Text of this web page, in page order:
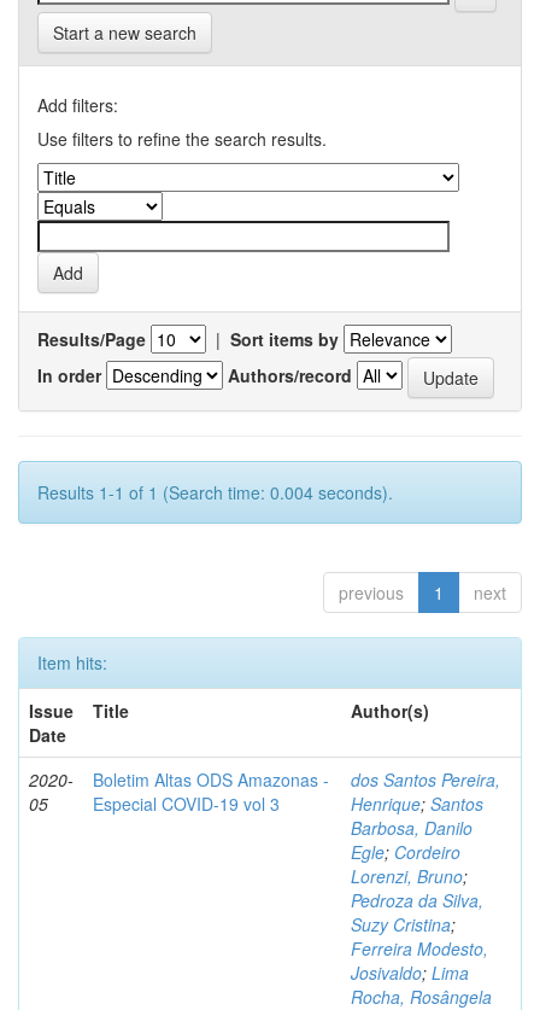
Start a new search
Add filters:
Use filters to refine the search results.
Results/Page | Sort items by
In order
Authors/record
Results 1-1 of 1 (Search time: 0.004 seconds).
previous 1 next
Item hits:
Issue
Date
Title Author(s)
2020-
05
Boletim Altas ODS Amazonas -
Especial COVID-19 vol 3
dos Santos Pereira,
Henrique; Santos
Barbosa, Danilo
Egle; Cordeiro
Lorenzi, Bruno;
Pedroza da Silva,
Suzy Cristina;
Ferreira Modesto,
Josivaldo; Lima
Rocha, Rosângela